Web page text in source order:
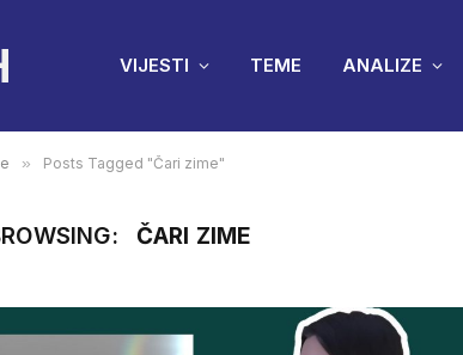
VIJESTI TEME ANALIZE
» Posts Tagged "Čari zime"
ČARI ZIME